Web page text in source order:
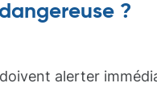
?
alerter